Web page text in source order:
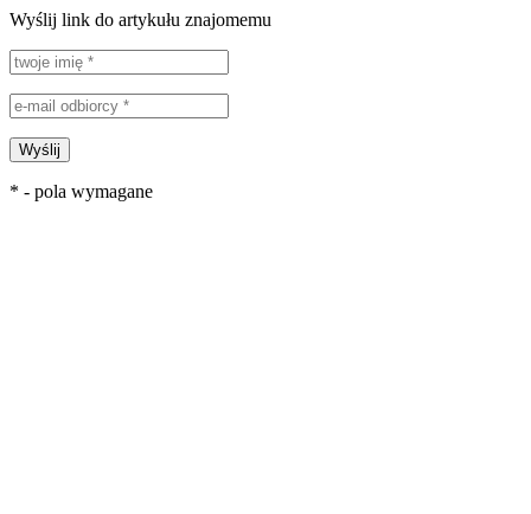
Wyślij link do artykułu znajomemu
Wyślij
* - pola wymagane